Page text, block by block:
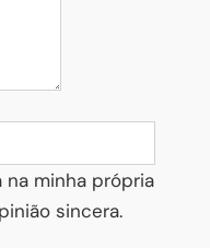
na minha própria
sincera.